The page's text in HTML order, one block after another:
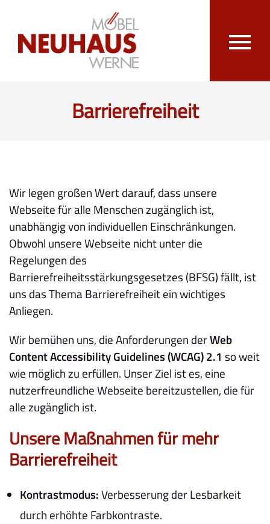
Barrierefreiheit
Wir legen großen Wert darauf, dass unsere
Webseite für alle Menschen zugänglich ist,
unabhängig von individuellen Einschränkungen.
Obwohl unsere Webseite nicht unter die
Regelungen des
Barrierefreiheitsstärkungsgesetzes (BFSG) fällt, ist
uns das Thema Barrierefreiheit ein wichtiges
Anliegen.
Wir bemühen uns, die Anforderungen derWeb
Content Accessibility Guidelines (WCAG) 2.1 so weit
wie möglich zu erfüllen. Unser Ziel ist es, eine
nutzerfreundliche Webseite bereitzustellen, die für
alle zugänglich ist.
Unsere Maßnahmen für mehr
Barrierefreiheit
Kontrastmodus:Verbesserung der Lesbarkeit
durch erhöhte Farbkontraste.